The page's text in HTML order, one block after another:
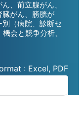
、前立腺がん、
がん、膀胱が
（病院、診断セ
会と競争分析、
: Excel, PDF